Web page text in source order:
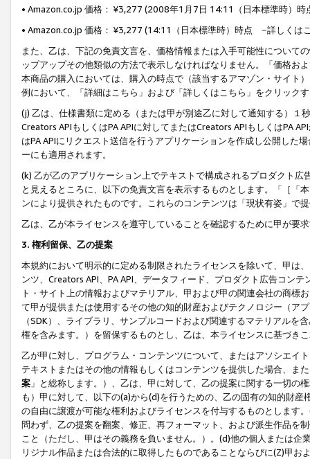
• Amazon.co.jp 価格： ¥3,277 (2008年1月7日 14:11（日本標準時）
• Amazon.co.jp 価格： ¥3,277 (14:11（日本標準時）時点 −詳しくは
また、乙は、下記の免責文言を、価格情報または入手可能性について
ップアップその他類似の方法で表示しなければなりません。「価格
本商品の購入においては、購入の時点で（該当するアマゾン・サイト
例において、「詳細はこちら」および「詳しくはこちら」をクリック
(j) 乙は、仕様書類に定める（または甲が別途乙に対して通知する）
Creators APIもしくはPA APIに対してまたはCreators APIもしくはPA
はPA APIにリクエスト送信を行うアプリケーションを作成し公開した
ーにも適用されます。
(k) 乙が乙のアプリケーション上でテキストで構成されるプロダクト
と見えるところに、以下の免責文言を表示するものとします。「［「
ンにより提供されたものです。これらのコンテンツは「現状有姿」で
乙は、乙が本ライセンスを遵守していることを確認するために甲が要
3. 権利留保、乙の提案
本規約において明示的に定める制限されたライセンスを除いて、甲は
ンツ、Creators API、PA API、データフィード、プロダクト広告コン
ト・サイト上の情報およびマテリアル、甲および甲の関連会社の商
て甲が提供または使用するその他の知的財産およびテクノロジー（ア
（SDK）、ライブラリ、サンプルコードおよび関連するマテリアル
権を含みます。）を留保するものとし、乙は、本ライセンスに基づき
乙が甲に対し、プログラム・コンテンツについて、またはアソシエイ
テキストまたはその他の情報もしくはコンテンツを提供した場合、ま
案 」と総称します。）、乙は、甲に対して、乙の提案に関する一切
も）甲に対して、以下の(a)から(d)を行うための、乙の固有の知的財
の自由に譲渡が可能な権利およびライセンスを付与するものとします
問わず、乙の提案を翻案、修正、再フォーマット、および派生作品を
こと（ただし、甲はその義務を負いません。）。(d)他の個人または
リジナル作品または合法的に取得したものであることならびに(Z)甲